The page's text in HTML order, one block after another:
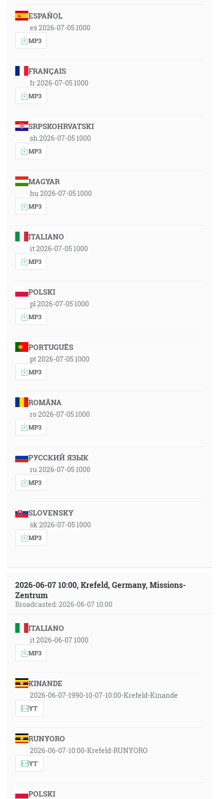
ESPAÑOL
es 2026-07-05 1000
MP3
FRANÇAIS
fr 2026-07-05 1000
MP3
SRPSKOHRVATSKI
sh 2026-07-05 1000
MP3
MAGYAR
hu 2026-07-05 1000
MP3
ITALIANO
it 2026-07-05 1000
MP3
POLSKI
pl 2026-07-05 1000
MP3
PORTUGUÊS
pt 2026-07-05 1000
MP3
ROMÂNA
ro 2026-07-05 1000
MP3
РУССКИЙ ЯЗЫК
ru 2026-07-05 1000
MP3
SLOVENSKY
sk 2026-07-05 1000
MP3
2026-06-07 10:00, Krefeld, Germany, Missions-
Zentrum
Broadcasted: 2026-06-07 10:00
ITALIANO
it 2026-06-07 1000
MP3
KINANDE
2026-06-07-1990-10-07-10:00-Krefeld-Kinande
YT
RUNYORO
2026-06-07-10:00-Krefeld-RUNYORO
YT
POLSKI